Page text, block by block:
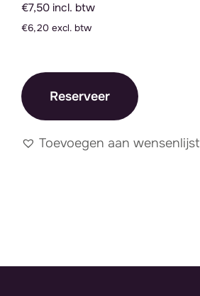
€7,50 incl. btw
€6,20 excl. btw
Reserveer
Toevoegen aan wensenlijst